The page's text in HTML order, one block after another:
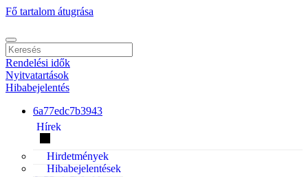
Fő tartalom átugrása
Rendelési idők
Nyitvatartások
Hibabejelentés
6a77edc7b3943
Hírek
Hirdetmények
Hibabejelentések